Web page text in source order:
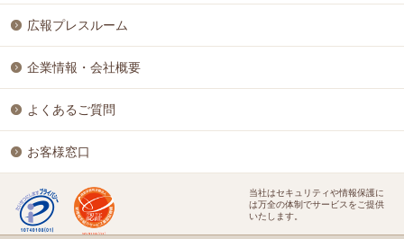
広報プレスルーム
企業情報・会社概要
よくあるご質問
お客様窓口
当社はセキュリティや情報保護に
は万全の体制でサービスをご提供
いたします。